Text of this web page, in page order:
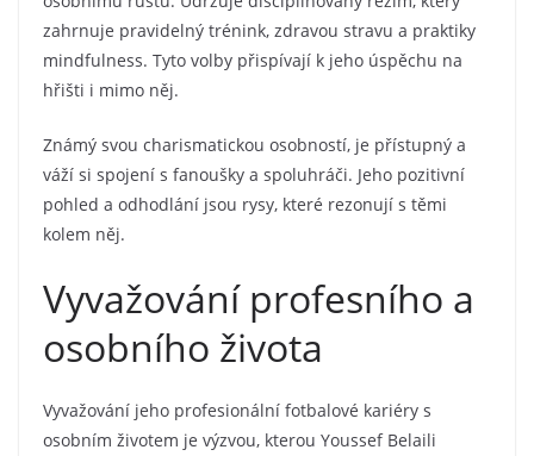
zahrnuje pravidelný trénink, zdravou stravu a praktiky
mindfulness. Tyto volby přispívají k jeho úspěchu na
hřišti i mimo něj.
Známý svou charismatickou osobností, je přístupný a
váží si spojení s fanoušky a spoluhráči. Jeho pozitivní
pohled a odhodlání jsou rysy, které rezonují s těmi
kolem něj.
Vyvažování profesního a
osobního života
Vyvažování jeho profesionální fotbalové kariéry s
osobním životem je výzvou, kterou Youssef Belaili